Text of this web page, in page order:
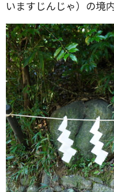
いますじんじゃ）の境